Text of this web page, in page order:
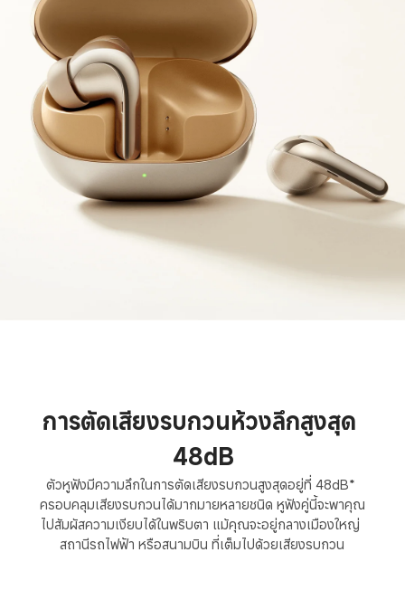
การตัดเสียงรบกวนห้วงลึกสูงสุด
48dB
ตัวหูฟังมีความลึกในการตัดเสียงรบกวนสูงสุดอยู่ที่ 48dB*
ครอบคลุมเสียงรบกวนได้มากมายหลายชนิด หูฟังคู่นี้จะพาคุณ
ไปสัมผัสความเงียบได้ในพริบตา แม้คุณจะอยู่กลางเมืองใหญ่
สถานีรถไฟฟ้า หรือสนามบิน ที่เต็มไปด้วยเสียงรบกวน